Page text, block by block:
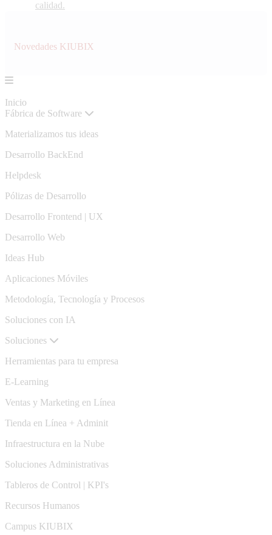
calidad.
Novedades KIUBIX
Inicio
Fábrica de Software
Materializamos tus ideas
Desarrollo BackEnd
Helpdesk
Pólizas de Desarrollo
Desarrollo Frontend | UX
Desarrollo Web
Ideas Hub
Aplicaciones Móviles
Metodología, Tecnología y Procesos
Soluciones con IA
Soluciones
Herramientas para tu empresa
E-Learning
Ventas y Marketing en Línea
Tienda en Línea + Adminit
Infraestructura en la Nube
Soluciones Administrativas
Tableros de Control | KPI's
Recursos Humanos
Campus KIUBIX